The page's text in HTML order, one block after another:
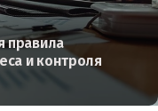
правила
и контроля